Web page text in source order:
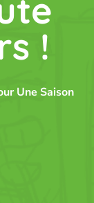
!
Une Saison